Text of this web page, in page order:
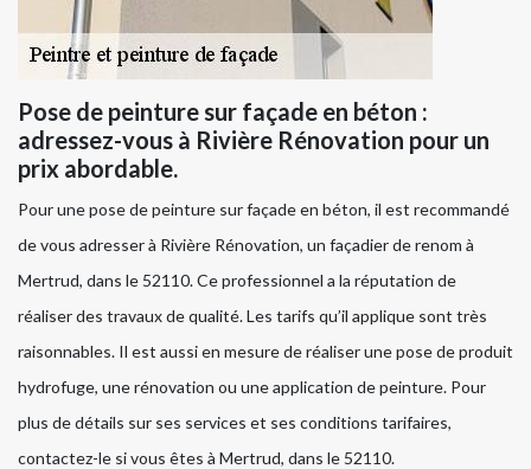
Pose de peinture sur façade en béton :
adressez-vous à Rivière Rénovation pour un
prix abordable.
Pour une pose de peinture sur façade en béton, il est recommandé
de vous adresser à Rivière Rénovation, un façadier de renom à
Mertrud, dans le 52110. Ce professionnel a la réputation de
réaliser des travaux de qualité. Les tarifs qu’il applique sont très
raisonnables. Il est aussi en mesure de réaliser une pose de produit
hydrofuge, une rénovation ou une application de peinture. Pour
plus de détails sur ses services et ses conditions tarifaires,
contactez-le si vous êtes à Mertrud, dans le 52110.